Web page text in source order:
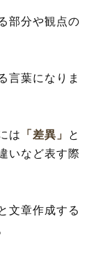
味を解釈
部分や観点の
言葉になりま
は 「差異」 と
いなど表す際
文章作成する